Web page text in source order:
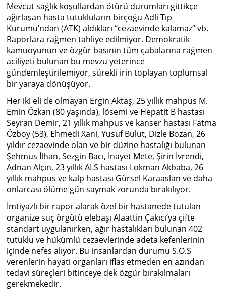
Mevcut sağlık koşullardan ötürü durumları gittikçe
ağırlaşan hasta tutukluların birçoğu Adli Tıp
Kurumu’ndan (ATK) aldıkları “cezaevinde kalamaz“ vb.
Raporlara rağmen tahliye edilmiyor. Demokratik
kamuoyunun ve özgür basının tüm çabalarına rağmen
aciliyeti bulunan bu mevzu yeterince
gündemleştirilemiyor, sürekli irin toplayan toplumsal
bir yaraya dönüşüyor.
Her iki eli de olmayan Ergin Aktaş, 25 yıllık mahpus M.
Emin Özkan (80 yaşında), lösemi ve Hepatit B hastası
Seyran Demir, 21 yıllık mahpus ve kanser hastası Fatma
Özboy (53), Ehmedi Xani, Yusuf Bulut, Dizle Bozan, 26
yıldır cezaevinde olan ve bir düzine hastalığı bulunan
Şehmus İlhan, Sezgin Bacı, İnayet Mete, Şirin İvrendi,
Adnan Alçın, 23 yıllık ALS hastası Lokman Akbaba, 26
yıllık mahpus ve kalp hastası Gürsel Karaaslan ve daha
onlarcası ölüme gün saymak zorunda bırakılıyor.
İmtiyazlı bir rapor alarak özel bir hastanede tutulan
organize suç örgütü elebaşı Alaattin Çakıcı’ya çifte
standart uygulanırken, ağır hastalıkları bulunan 402
tutuklu ve hükümlü cezaevlerinde adeta kefenlerinin
içinde nefes alıyor. Bu insanlardan durumu S.O.S
verenlerin hayati organları iflas etmeden en azından
tedavi süreçleri bitinceye dek özgür bırakılmaları
gerekmekedir.